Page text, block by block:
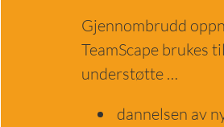
Gjennombrudd
TeamScape brukes
understøtte …
dannelsen av